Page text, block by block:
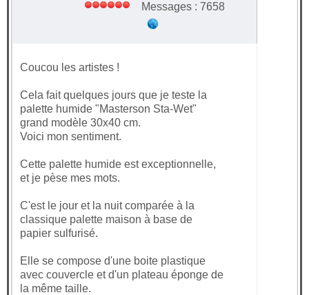
Messages : 7658
Coucou les artistes !
Cela fait quelques jours que je teste la
palette humide "Masterson Sta-Wet"
grand modèle 30x40 cm.
Voici mon sentiment.
Cette palette humide est exceptionnelle,
et je pèse mes mots.
C'est le jour et la nuit comparée à la
classique palette maison à base de
papier sulfurisé.
Elle se compose d'une boite plastique
avec couvercle et d'un plateau éponge de
la même taille.